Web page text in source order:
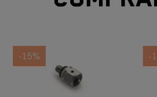
-15% -